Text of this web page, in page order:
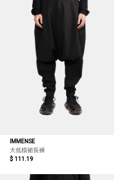
IMMENSE
大低檔裙長褲
$ 111.19